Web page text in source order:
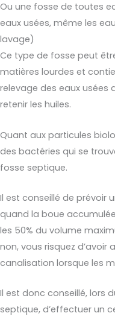
Ou une fosse de toutes
eaux usées, même les
lavage)
Ce type de fosse peut
matières lourdes et
relevage des eaux usées
retenir les huiles.
Quant aux particules
des bactéries qui se
fosse septique.
Il est conseillé de prévoir
quand la boue
les 50% du volume
non, vous risquez
canalisation lorsque les
Il est donc conseillé, lors
septique, d’effectuer un